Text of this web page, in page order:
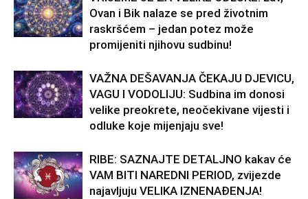
Ovan i Bik nalaze se pred životnim
raskršćem – jedan potez može
promijeniti njihovu sudbinu!
VAŽNA DEŠAVANJA ČEKAJU DJEVICU,
VAGU I VODOLIJU: Sudbina im donosi
velike preokrete, neočekivane vijesti i
odluke koje mijenjaju sve!
RIBE: SAZNAJTE DETALJNO kakav će
VAM BITI NAREDNI PERIOD, zvijezde
najavljuju VELIKA IZNENAĐENJA!